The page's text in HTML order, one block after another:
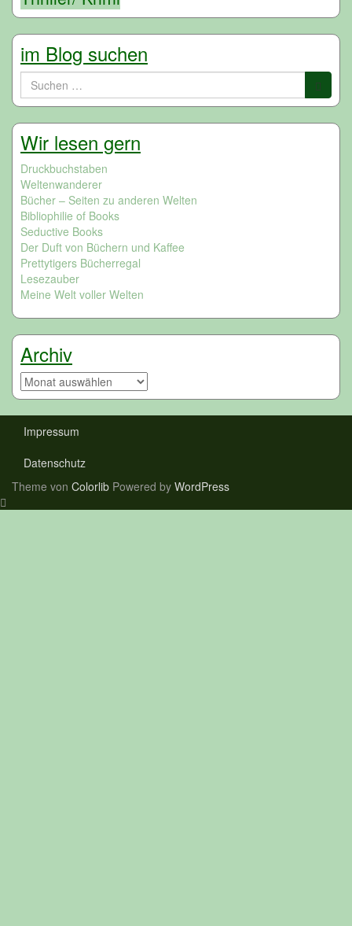
im Blog suchen
Suchen
nach:
Wir lesen gern
Druckbuchstaben
Weltenwanderer
Bücher – Seiten zu anderen Welten
Bibliophilie of Books
Seductive Books
Der Duft von Büchern und Kaffee
Prettytigers Bücherregal
Lesezauber
Meine Welt voller Welten
Archiv
Archiv
Impressum
Datenschutz
Theme von Colorlib Powered by WordPress